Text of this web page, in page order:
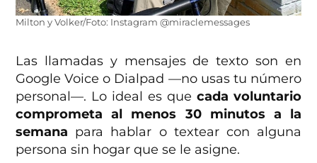
Milton y Volker/Foto: Instagram @miraclemessages
Las llamadas y mensajes de texto son en
Google Voice o Dialpad —no usas tu número
personal—. Lo ideal es que cada voluntario
comprometa al menos 30 minutos a la
semana para hablar o textear con alguna
persona sin hogar que se le asigne.